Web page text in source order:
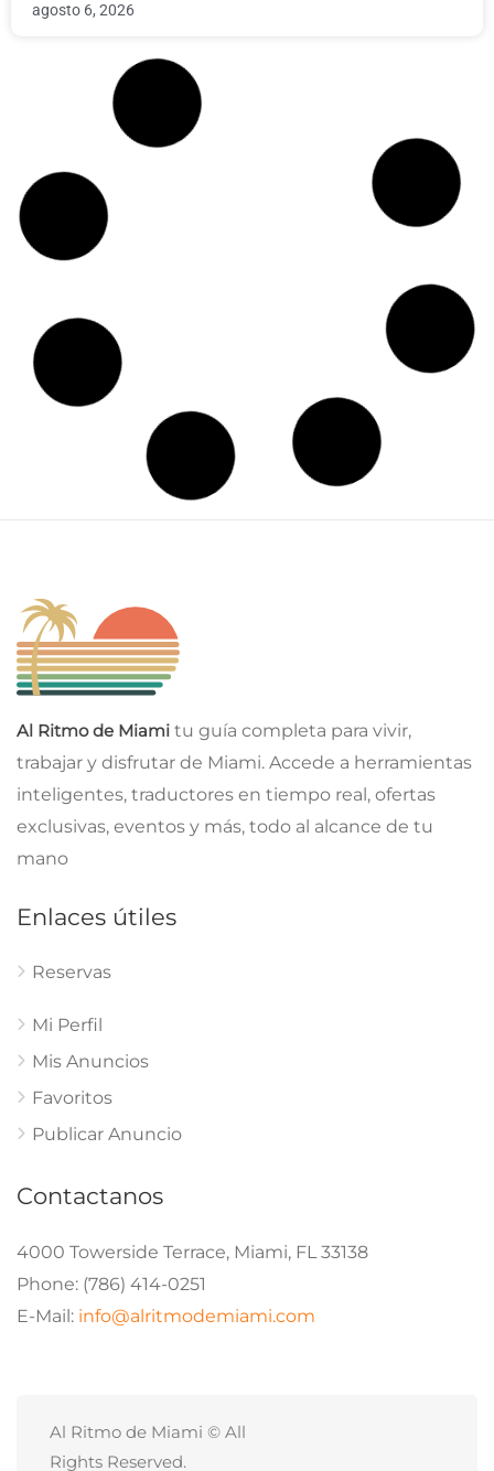
agosto 6, 2026
Al Ritmo de Miami tu guía completa para vivir,
trabajar y disfrutar de Miami. Accede a herramientas
inteligentes, traductores en tiempo real, ofertas
exclusivas, eventos y más, todo al alcance de tu
mano
Enlaces útiles
Reservas
Mi Perfil
Mis Anuncios
Favoritos
Publicar Anuncio
Contactanos
4000 Towerside Terrace, Miami, FL 33138
Phone: (786) 414-0251
E-Mail: info@alritmodemiami.com
Al Ritmo de Miami © All
Rights Reserved.